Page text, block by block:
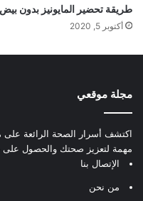
طريقة تحضير المايونيز بدون بيض
أكتوبر 5, 2020
مجلة موقعي
اكتشف أسرار الصحة الرائعة
مهمة لتعزيز صحتك والحصول على
الإتصال بنا
من نحن